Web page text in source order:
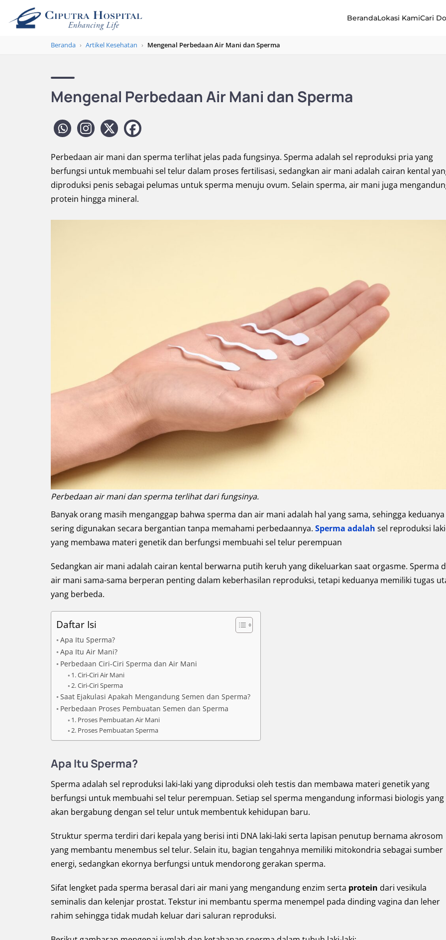
BerandaLokasi KamiCari
Beranda › Artikel Kesehatan › Mengenal Perbedaan Air Mani dan Sperma
Mengenal Perbedaan Air Mani dan Sperma
Perbedaan air mani dan sperma terlihat jelas pada fungsinya. Sperma adalah sel reproduksi pria yang
berfungsi untuk membuahi sel telur dalam proses fertilisasi, sedangkan air mani adalah cairan kental
diproduksi penis sebagai pelumas untuk sperma menuju ovum. Selain sperma, air mani juga
protein hingga mineral.
Perbedaan air mani dan sperma terlihat dari fungsinya.
Banyak orang masih menganggap bahwa sperma dan air mani adalah hal yang sama, sehingga keduanya
sering digunakan secara bergantian tanpa memahami perbedaannya. Sperma adalah sel reproduksi
yang membawa materi genetik dan berfungsi membuahi sel telur perempuan
Sedangkan air mani adalah cairan kental berwarna putih keruh yang dikeluarkan saat orgasme. Sperma
air mani sama-sama berperan penting dalam keberhasilan reproduksi, tetapi keduanya memiliki tugas
yang berbeda.
Daftar Isi
Apa Itu Sperma?
Apa Itu Air Mani?
Perbedaan Ciri-Ciri Sperma dan Air Mani
1. Ciri-Ciri Air Mani
2. Ciri-Ciri Sperma
Saat Ejakulasi Apakah Mengandung Semen dan Sperma?
Perbedaan Proses Pembuatan Semen dan Sperma
1. Proses Pembuatan Air Mani
2. Proses Pembuatan Sperma
Apa Itu Sperma?
Sperma adalah sel reproduksi laki-laki yang diproduksi oleh testis dan membawa materi genetik yang
berfungsi untuk membuahi sel telur perempuan. Setiap sel sperma mengandung informasi biologis yang
akan bergabung dengan sel telur untuk membentuk kehidupan baru.
Struktur sperma terdiri dari kepala yang berisi inti DNA laki-laki serta lapisan penutup bernama akrosom
yang membantu menembus sel telur. Selain itu, bagian tengahnya memiliki mitokondria sebagai sumber
energi, sedangkan ekornya berfungsi untuk mendorong gerakan sperma.
Sifat lengket pada sperma berasal dari air mani yang mengandung enzim serta protein dari vesikula
seminalis dan kelenjar prostat. Tekstur ini membantu sperma menempel pada dinding vagina dan leher
rahim sehingga tidak mudah keluar dari saluran reproduksi.